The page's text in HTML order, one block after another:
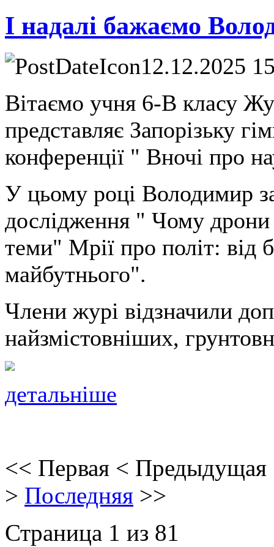
І надалі бажаємо
12.12.2025
Вітаємо учня 6-В класу
представляє Запорізьку
конференції " Вночі про
У цьому році Володимир
дослідження " Чому
теми" Мрії про політ: від
майбутнього".
Члени журі відзначили
найзмістовніших,
детальніше
<< Первая < Предыдущая
> Последняя >>
Страница 1 из 81